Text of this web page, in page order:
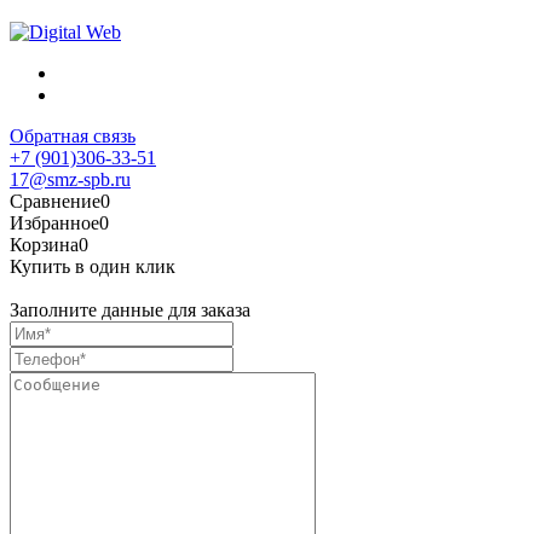
Обратная связь
+7 (901)306-33-51
17@smz-spb.ru
Сравнение0
Избранное0
Корзина0
Купить в один клик
Заполните данные для заказа